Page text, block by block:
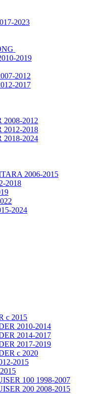
2023
2019
2012
2017
2008-2012
2012-2018
2018-2024
2006-2015
2018
2024
с 2015
2010-2014
2014-2017
2017-2019
с 2020
2015
100 1998-2007
200 2008-2015